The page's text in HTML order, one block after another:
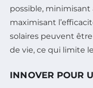
possible, minimisant
maximisant
solaires peuvent
de vie, ce qui limite
INNOVER POUR